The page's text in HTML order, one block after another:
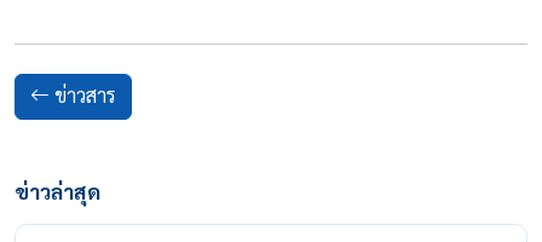
ข่าวสาร
ข่าวล่าสุด